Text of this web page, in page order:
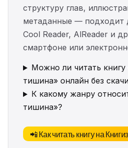
структуру глав,
метаданные — подходит
Cool Reader, AlReader и
смартфоне или
Можно ли читать
тишина» онлайн без
К какому жанру
тишина»?
📲 Как читать книгу на